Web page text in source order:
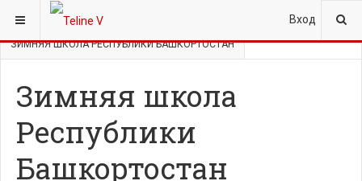
Вход
ВЫ ЗДЕСЬ: ГЛАВНАЯ
ЗИМНЯЯ ШКОЛА РЕСПУБЛИКИ БАШКОРТОСТАН
Зимняя школа
Республики
Башкортостан